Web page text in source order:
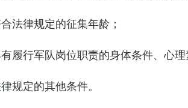
合法律规定的征集年龄；
有履行军队岗位职责的身体条件、心
律规定的其他条件。